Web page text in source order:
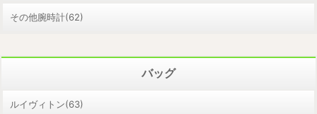
その他腕時計(62)
バッグ
ルイヴィトン(63)